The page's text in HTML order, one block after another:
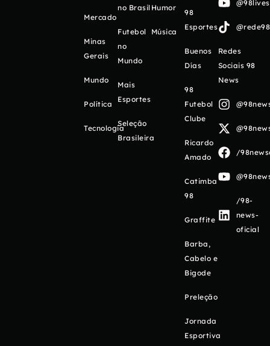
Mercado
Minas
Gerais
Mundo
Política
Tecnologia
no Brasil
Futebol
no
Mundo
Mais
Esportes
Seleção
Brasileira
Humor
Música
98
Esportes
Buenos
Días
98
Futebol
Clube
Ricardo
Amado
Catimba
98
Graffite
Barba,
Cabelo e
Bigode
Preleção
Jornada
Esportiva
Redes
Sociais 98
News
/
/98-
news-
oficial